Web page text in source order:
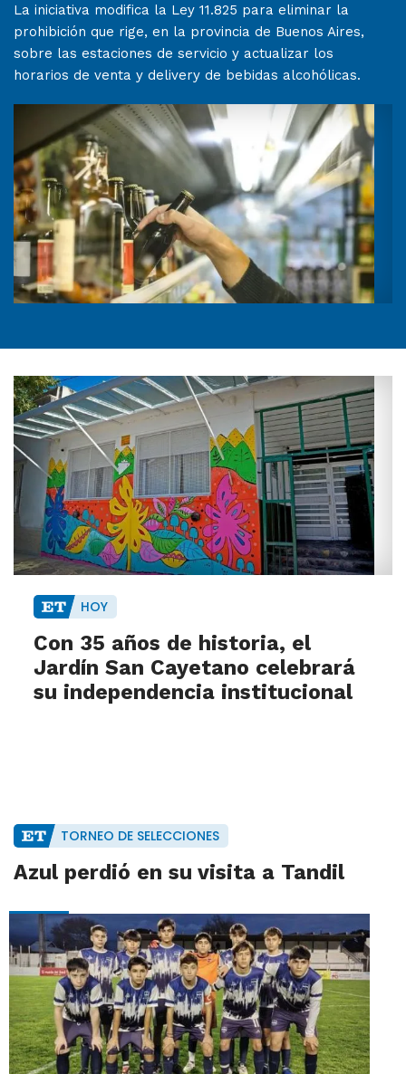
La iniciativa modifica la Ley 11.825 para eliminar la
prohibición que rige, en la provincia de Buenos Aires,
sobre las estaciones de servicio y actualizar los
horarios de venta y delivery de bebidas alcohólicas.
HOY
Con 35 años de historia, el
Jardín San Cayetano celebrará
su independencia institucional
TORNEO DE SELECCIONES
Azul perdió en su visita a Tandil